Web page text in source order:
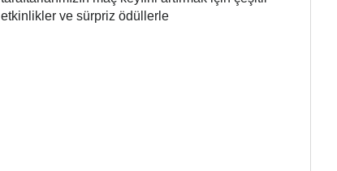
etkinlikler ve sürpriz ödüllerle